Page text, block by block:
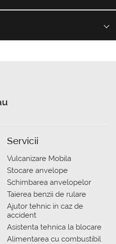
Servicii
Vulcanizare Mobila
Stocare anvelope
Schimbarea anvelopelor
Taierea benzii de rulare
Ajutor tehnic in caz de
accident
Asistenta tehnica la blocare
Alimentarea cu combustibil